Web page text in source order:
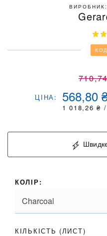
ВИРОБНИК:
ЦІНА: 568,80
1 018,26₴
КОЛІР:
КІЛЬКІСТЬ (ЛИСТ)